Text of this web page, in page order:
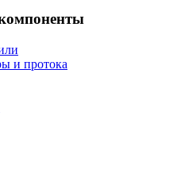
и протока